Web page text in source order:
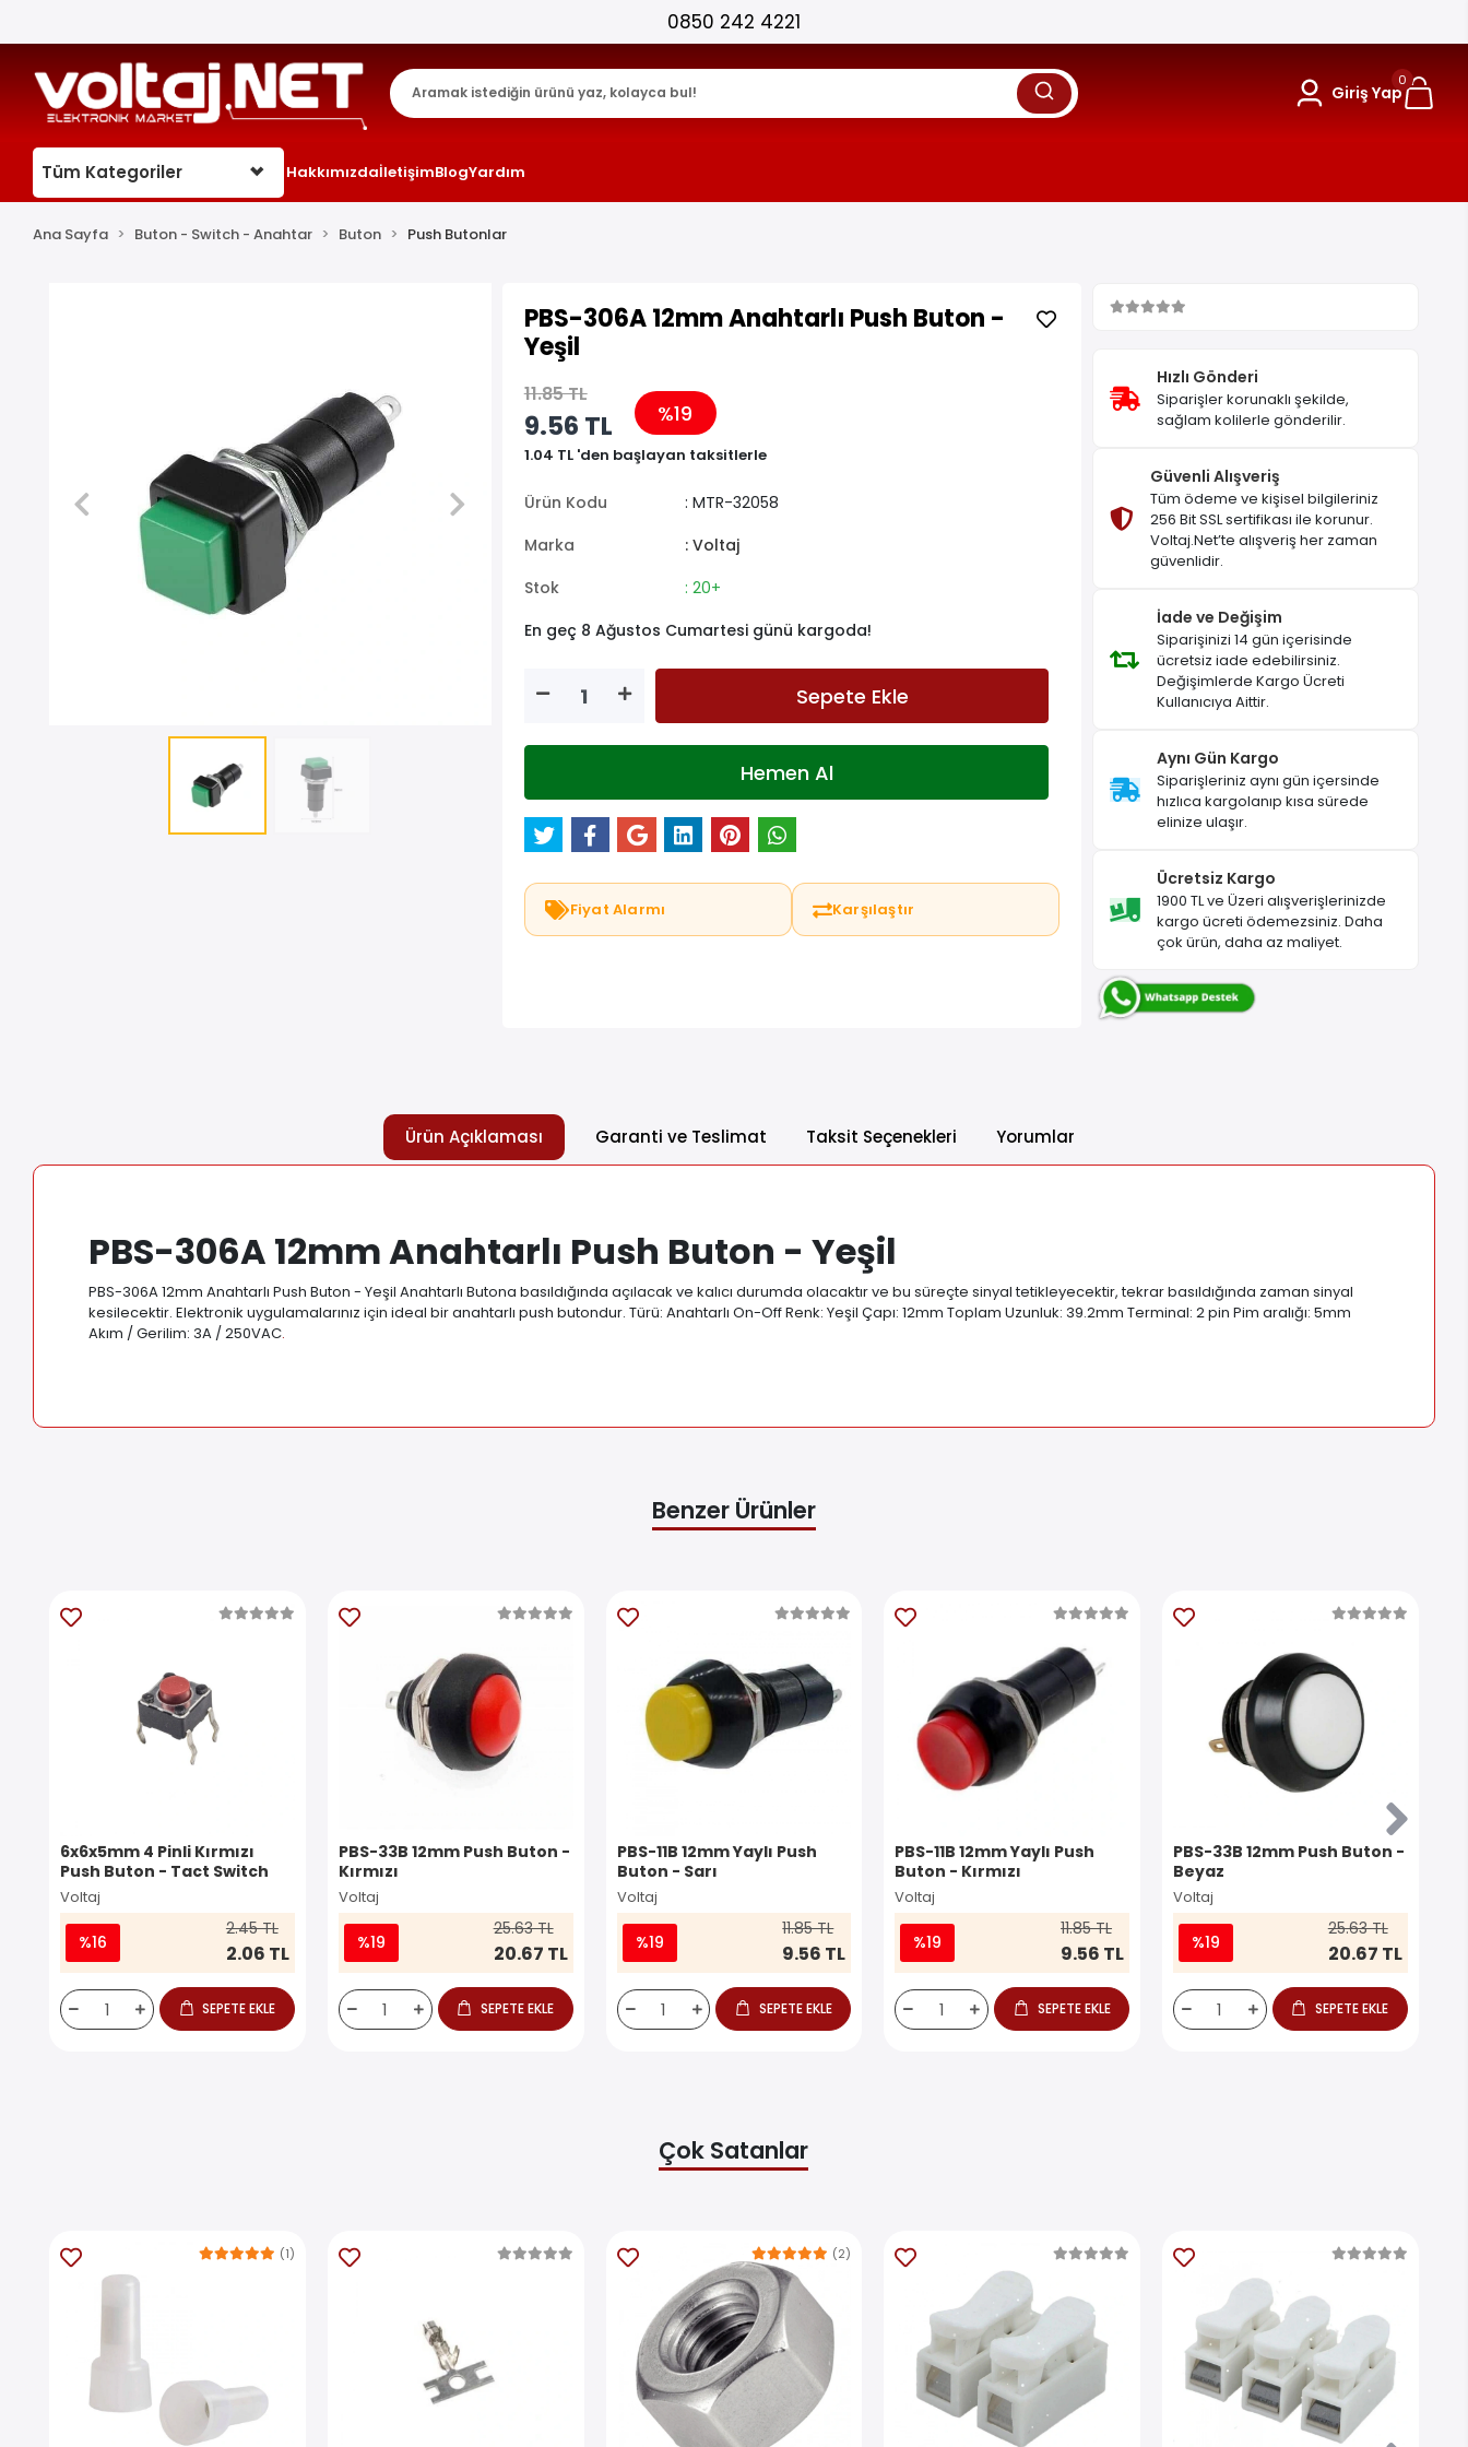
25.000+ AKTİF ÜRÜN !
Giriş Yap
0
Tüm Kategoriler HakkımızdaİletişimBlogYardım
Ana Sayfa Buton - Switch - Anahtar Buton Push Butonlar
PBS-306A 12mm Anahtarlı Push Buton -
Yeşil
11.85 TL
9.56 TL %19
1.04 TL 'den başlayan taksitlerle
Ürün Kodu
: MTR-32058
Marka
: Voltaj
Stok
: 20+
En geç 8 Ağustos Cumartesi günü kargoda!
Sepete Ekle
Hemen Al
Fiyat Alarmı Karşılaştır
Hızlı Gönderi
Siparişler korunaklı şekilde,
sağlam kolilerle gönderilir.
Güvenli Alışveriş
Tüm ödeme ve kişisel bilgileriniz
256 Bit SSL sertifikası ile korunur.
Voltaj.Net’te alışveriş her zaman
güvenlidir.
İade ve Değişim
Siparişinizi 14 gün içerisinde
ücretsiz iade edebilirsiniz.
Değişimlerde Kargo Ücreti
Kullanıcıya Aittir.
Aynı Gün Kargo
Siparişleriniz aynı gün içersinde
hızlıca kargolanıp kısa sürede
elinize ulaşır.
Ücretsiz Kargo
1900 TL ve Üzeri alışverişlerinizde
kargo ücreti ödemezsiniz. Daha
çok ürün, daha az maliyet.
Ürün Açıklaması Garanti ve Teslimat Taksit Seçenekleri Yorumlar
PBS-306A 12mm Anahtarlı Push Buton - Yeşil
PBS-306A 12mm Anahtarlı Push Buton - Yeşil Anahtarlı Butona basıldığında açılacak ve kalıcı durumda olacaktır ve bu süreçte sinyal tetikleyecektir, tekrar basıldığında zaman sinyal
kesilecektir. Elektronik uygulamalarınız için ideal bir anahtarlı push butondur. Türü: Anahtarlı On-Off Renk: Yeşil Çapı: 12mm Toplam Uzunluk: 39.2mm Terminal: 2 pin Pim aralığı: 5mm
Akım / Gerilim: 3A / 250VAC.
Benzer Ürünler
6x6x5mm 4 Pinli Kırmızı
Push Buton - Tact Switch
Voltaj
%16
2.45 TL
2.06 TL
SEPETE EKLE
PBS-33B 12mm Push Buton -
Kırmızı
Voltaj
%19
25.63 TL
20.67 TL
SEPETE EKLE
PBS-11B 12mm Yaylı Push
Buton - Sarı
Voltaj
%19
11.85 TL
9.56 TL
SEPETE EKLE
PBS-11B 12mm Yaylı Push
Buton - Kırmızı
Voltaj
%19
11.85 TL
9.56 TL
SEPETE EKLE
PBS-33B 12mm Push Buton -
Beyaz
Voltaj
%19
25.63 TL
20.67 TL
SEPETE EKLE
Çok Satanlar
(1) (2)